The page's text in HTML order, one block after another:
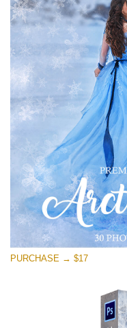
(290 Overlays)
Large 6000*4000px
Entire Collection
(1783 Overlays)
Large 6000*4000px
PURCHASE → $17